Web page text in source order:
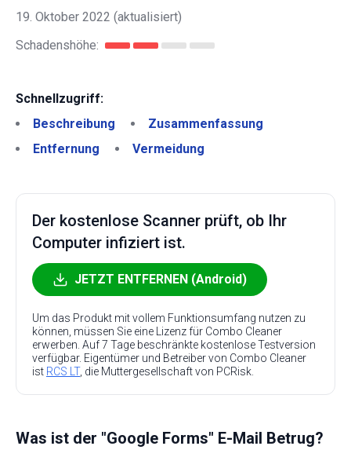
19. Oktober 2022 (aktualisiert)
Schadenshöhe:
Schnellzugriff:
Beschreibung
Zusammenfassung
Entfernung
Vermeidung
Der kostenlose Scanner prüft, ob Ihr
Computer infiziert ist.
JETZT ENTFERNEN (Android)
Um das Produkt mit vollem Funktionsumfang nutzen zu
können, müssen Sie eine Lizenz für Combo Cleaner
erwerben. Auf 7 Tage beschränkte kostenlose Testversion
verfügbar. Eigentümer und Betreiber von Combo Cleaner
ist RCS LT, die Muttergesellschaft von PCRisk.
Was ist der "Google Forms" E-Mail Betrug?